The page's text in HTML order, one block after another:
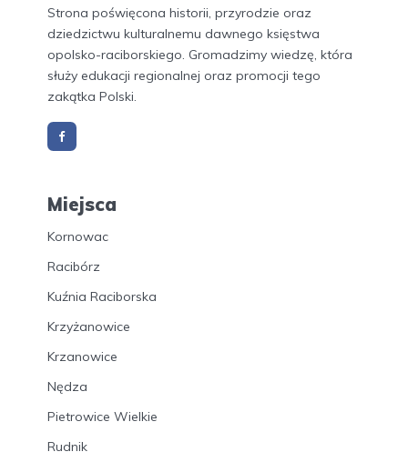
Strona poświęcona historii, przyrodzie oraz
dziedzictwu kulturalnemu dawnego księstwa
opolsko-raciborskiego. Gromadzimy wiedzę, która
służy edukacji regionalnej oraz promocji tego
zakątka Polski.
Miejsca
Kornowac
Racibórz
Kuźnia Raciborska
Krzyżanowice
Krzanowice
Nędza
Pietrowice Wielkie
Rudnik